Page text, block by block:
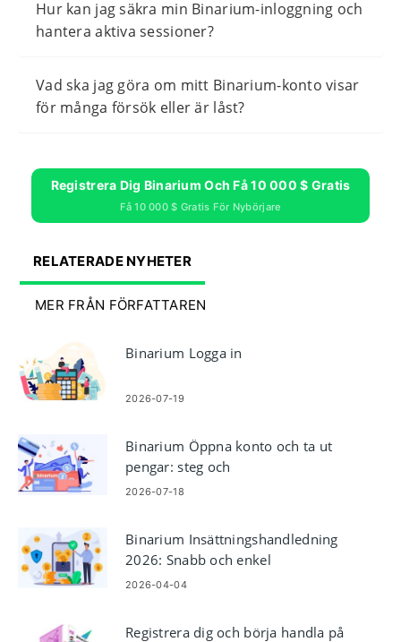
Hur kan jag säkra min Binarium-inloggning och
hantera aktiva sessioner?
Vad ska jag göra om mitt Binarium-konto visar
för många försök eller är låst?
Registrera Dig Binarium Och Få 10 000 $ Gratis
Få 10 000 $ Gratis För Nybörjare
RELATERADE NYHETER
MER FRÅN FÖRFATTAREN
Binarium Logga in
2026-07-19
Binarium Öppna konto och ta ut
pengar: steg och
utbetalningsregler
2026-07-18
Binarium Insättningshandledning
2026: Snabb och enkel
finansieringsprocess
2026-04-04
Registrera dig och börja handla på